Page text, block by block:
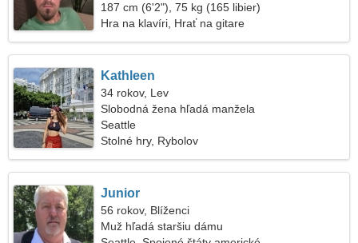
187 cm (6'2"), 75 kg (165 libier)
Hra na klavíri, Hrať na gitare
Kathleen
34 rokov, Lev
Slobodná žena hľadá manžela
Seattle
Stolné hry, Rybolov
Junior
56 rokov, Blíženci
Muž hľadá staršiu dámu